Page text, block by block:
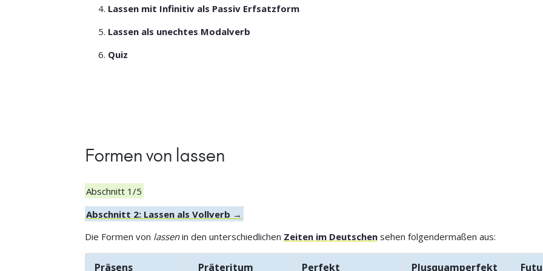
Lassen mit Infinitiv als Passiv Erfsatzform
Lassen als unechtes Modalverb
Quiz
Formen von lassen
Abschnitt 1/5
Abschnitt 2: Lassen als Vollverb →
Die Formen von lassenin den unterschiedlichen Zeiten im Deutschensehen folgendermaßen aus:
Präsens Präteritum Perfekt Plusquamperfekt